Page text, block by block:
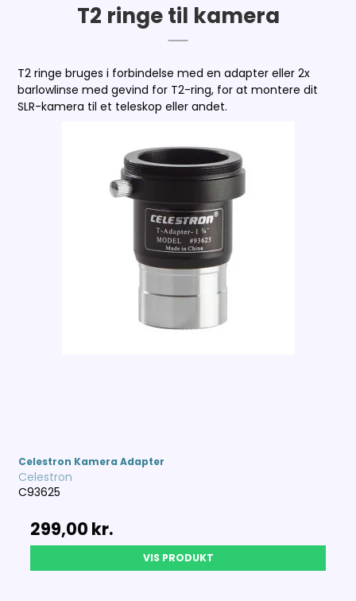
T2 ringe til kamera
T2 ringe bruges i forbindelse med en adapter eller 2x
barlowlinse med gevind for T2-ring, for at montere dit
SLR-kamera til et teleskop eller andet.
Celestron Kamera Adapter
Celestron
C93625
299,00 kr.
VIS PRODUKT